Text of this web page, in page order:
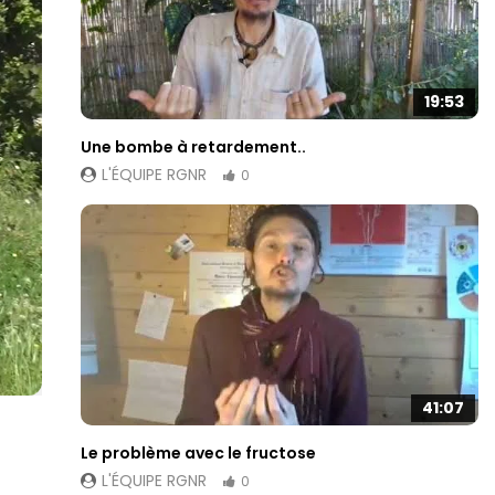
19:53
Une bombe à retardement..
L'ÉQUIPE RGNR
0
41:07
Le problème avec le fructose
L'ÉQUIPE RGNR
0